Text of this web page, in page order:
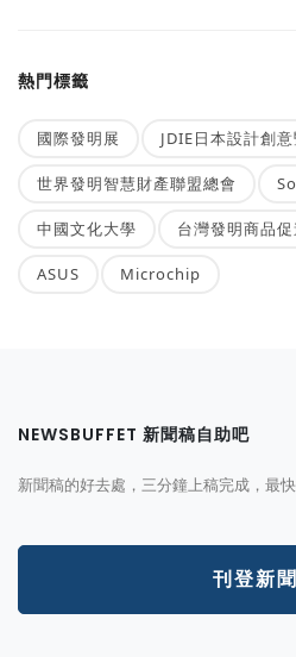
熱門標籤
國際發明展 JDIE日本設計創
世界發明智慧財產聯盟總會
中國文化大學 台灣發明商品
ASUS Microchip
NEWSBUFFET 新聞稿自助吧
新聞稿的好去處，三分鐘上稿完成，最
刊登新